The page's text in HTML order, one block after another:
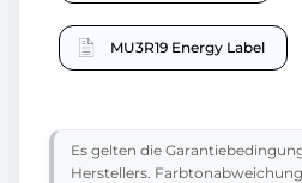
MU3R19 Energy Label
Es gelten die
Herstellers.